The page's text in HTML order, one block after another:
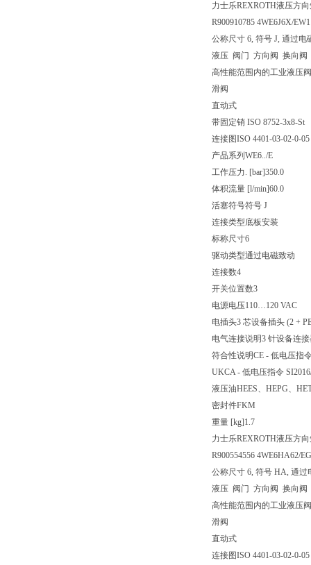
力士乐REXROTH液压方
R900910785 4WE6J6X/
公称尺寸 6, 符号 J, 通过
液压 阀门 方向阀 换向阀
高性能范围内的工业液压
滑阀
直动式
带固定销 ISO 8752-3x8-St
连接图ISO 4401-03-02-0-05
产品系列 WE6../E
工作压力. [bar]350.0
体积流量 [l/min]60.0
活塞符号符号 J
连接类型底板安装
标称尺寸6
驱动类型通过电磁致动
连接数4
开关位置数3
电源电压110…120 VAC
电插头3 芯设备插头 (2 +
电气连接说明3 针设备连接
符合性说明CE - 低电压指
UKCA - 低电压指令
液压油HEES、HEPG、
密封件FKM
重量 [kg]1.7
力士乐REXROTH液压方
R900554556 4WE6HA62/
公称尺寸 6, 符号 HA, 通过
液压 阀门 方向阀 换向阀
高性能范围内的工业液压
滑阀
直动式
连接图ISO 4401-03-02-0-05